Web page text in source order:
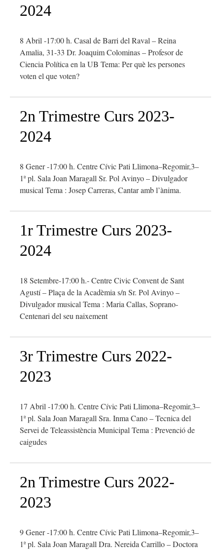
2024
8 Abril -17:00 h. Casal de Barri del Raval – Reina
Amalia, 31-33 Dr. Joaquim Colominas – Profesor de
Ciencia Política en la UB Tema: Per què les persones
voten el que voten?
2n Trimestre Curs 2023-
2024
8 Gener -17:00 h. Centre Cívic Pati Llimona–Regomir,3–
1ª pl. Sala Joan Maragall Sr. Pol Avinyo – Divulgador
musical Tema : Josep Carreras, Cantar amb l’ànima.
1r Trimestre Curs 2023-
2024
18 Setembre-17:00 h.- Centre Civic Convent de Sant
Agustí – Plaça de la Acadèmia s/n Sr. Pol Avinyo –
Divulgador musical Tema : Maria Callas, Soprano-
Centenari del seu naixement
3r Trimestre Curs 2022-
2023
17 Abril -17:00 h. Centre Cívic Pati Llimona–Regomir,3–
1ª pl. Sala Joan Maragall Sra. Inma Cano – Tecnica del
Servei de Teleassistència Municipal Tema : Prevenció de
caigudes
2n Trimestre Curs 2022-
2023
9 Gener -17:00 h. Centre Cívic Pati Llimona–Regomir,3–
1ª pl. Sala Joan Maragall Dra. Nereida Carrillo – Doctora